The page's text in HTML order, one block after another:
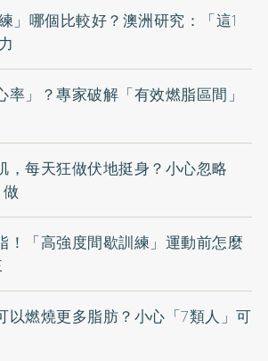
」哪個比較好？澳洲研究：「這1
」？專家破解「有效燃脂區間」
，每天狂做伏地挺身？小心忽略
！「高強度間歇訓練」運動前怎麼
以燃燒更多脂肪？小心「7類人」可